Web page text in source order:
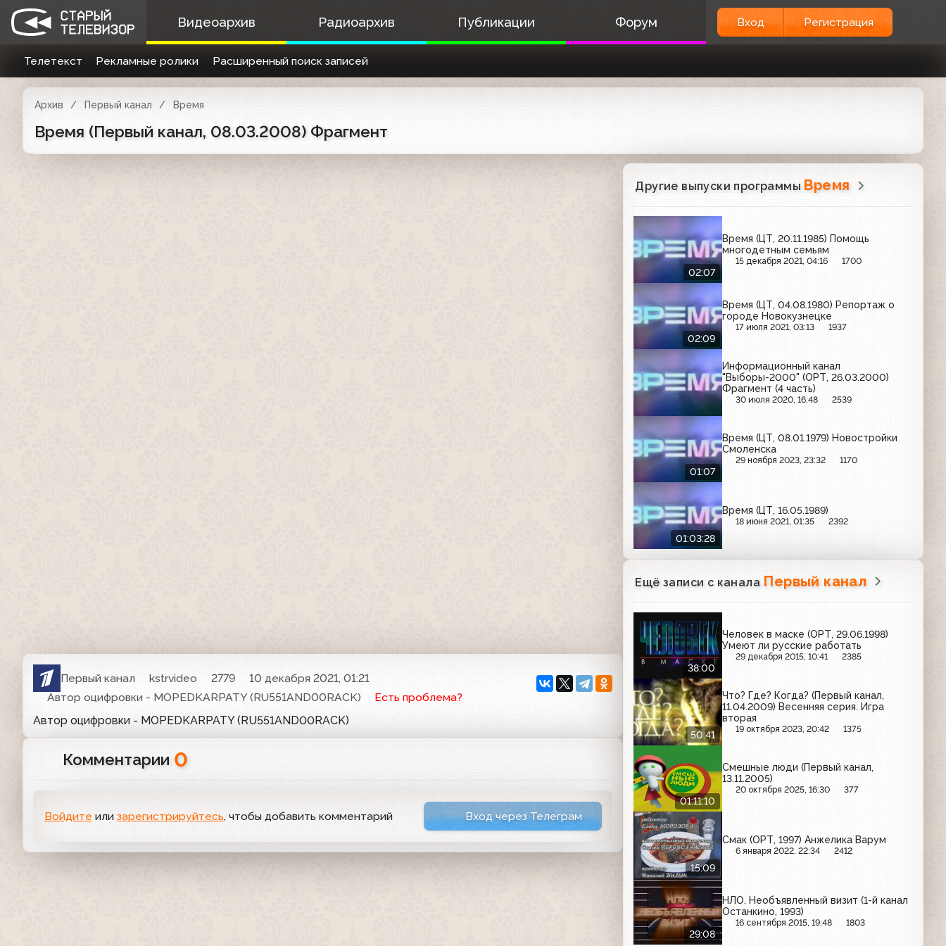
Видеоархив Радиоархив Публикации Форум Вход Регистрация
Телетекст Рекламные ролики Расширенный поиск записей
Архив Первый канал Время
Время (Первый канал, 08.03.2008) Фрагмент
Первый канал kstrvideo 2779
10 декабря 2021, 01:21
Автор оцифровки - MOPEDKARPATY (RU551AND00RACK)
Есть проблема?
Автор оцифровки - MOPEDKARPATY (RU551AND00RACK)
Комментарии 0
Войдите или зарегистрируйтесь, чтобы добавить комментарий Вход через Телеграм
Другие выпуски программы Время
02:07
Время (ЦТ, 20.11.1985) Помощь
многодетным семьям
15 декабря 2021, 04:16 1700
02:09
Время (ЦТ, 04.08.1980) Репортаж о
городе Новокузнецке
17 июля 2021, 03:13 1937
Информационный канал
"Выборы-2000" (ОРТ, 26.03.2000)
Фрагмент (4 часть)
30 июля 2020, 16:48 2539
01:07
Время (ЦТ, 08.01.1979) Новостройки
Смоленска
29 ноября 2023, 23:32 1170
01:03:28
Время (ЦТ, 16.05.1989)
18 июня 2021, 01:35 2392
Ещё записи с канала Первый канал
38:00
Человек в маске (ОРТ, 29.06.1998)
Умеют ли русские работать
29 декабря 2015, 10:41 2385
50:41
Что? Где? Когда? (Первый канал,
11.04.2009) Весенняя серия. Игра
вторая
19 октября 2023, 20:42 1375
01:11:10
Смешные люди (Первый канал,
13.11.2005)
20 октября 2025, 16:30 377
15:09
Смак (ОРТ, 1997) Анжелика Варум
6 января 2022, 22:34 2412
29:08
НЛО. Необъявленный визит (1-й канал
Останкино, 1993)
16 сентября 2015, 19:48 1803